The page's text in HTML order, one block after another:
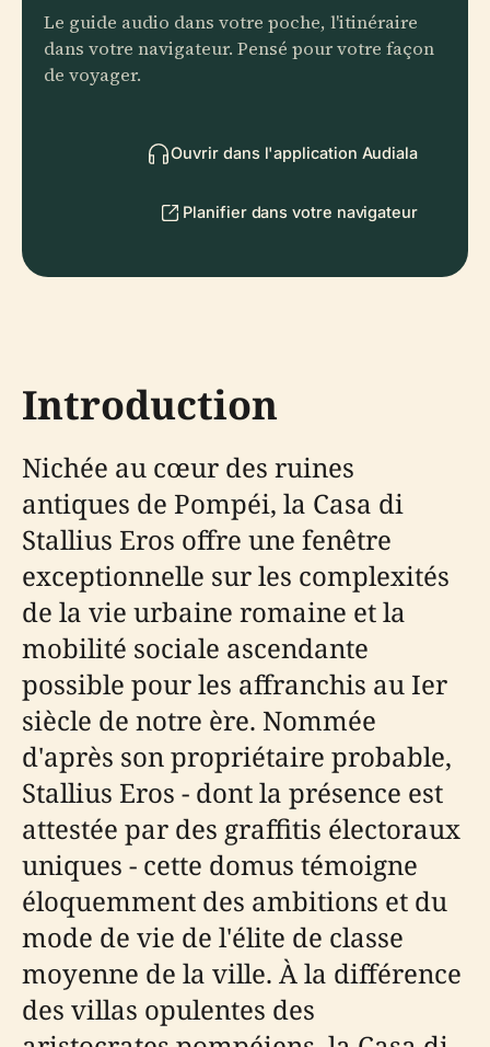
Le guide audio dans votre poche, l'itinéraire
dans votre navigateur. Pensé pour votre façon
de voyager.
Ouvrir dans l'application Audiala
Planifier dans votre navigateur
Introduction
Nichée au cœur des ruines
antiques de Pompéi, la Casa di
Stallius Eros offre une fenêtre
exceptionnelle sur les complexités
de la vie urbaine romaine et la
mobilité sociale ascendante
possible pour les affranchis au Ier
siècle de notre ère. Nommée
d'après son propriétaire probable,
Stallius Eros - dont la présence est
attestée par des graffitis électoraux
uniques - cette domus témoigne
éloquemment des ambitions et du
mode de vie de l'élite de classe
moyenne de la ville. À la différence
des villas opulentes des